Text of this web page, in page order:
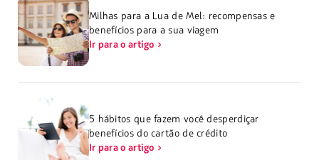
Milhas para a Lua de Mel: recompensas e
benefícios para a sua viagem
Ir para o artigo
5 hábitos que fazem você desperdiçar
benefícios do cartão de crédito
Ir para o artigo